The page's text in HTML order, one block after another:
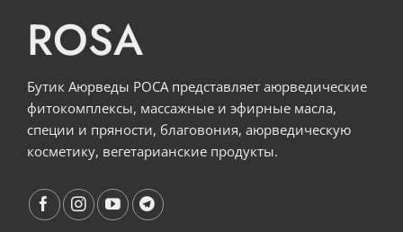
ROSA
Бутик Аюрведы РОСА представляет аюрведические
фитокомплексы, массажные и эфирные масла,
специи и пряности, благовония, аюрведическую
косметику, вегетарианские продукты.